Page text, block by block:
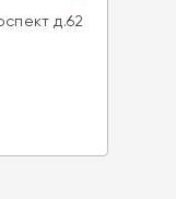
д.62